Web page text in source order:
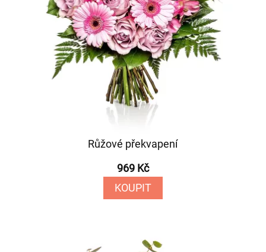
Růžové překvapení
969 Kč
KOUPIT